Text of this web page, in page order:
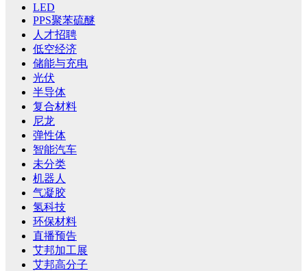
LED
PPS聚苯硫醚
人才招聘
低空经济
储能与充电
光伏
半导体
复合材料
尼龙
弹性体
智能汽车
未分类
机器人
气凝胶
氢科技
环保材料
直播预告
艾邦加工展
艾邦高分子